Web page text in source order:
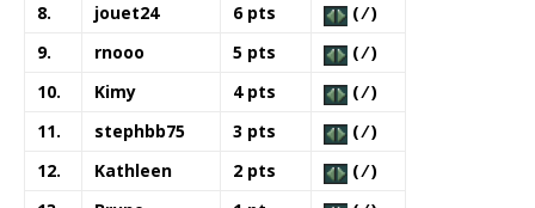
8.
jouet24 6 pts
( ⁄ )
9.
rnooo 5 pts
( ⁄ )
10.
Kimy 4 pts
( ⁄ )
11.
stephbb75 3 pts
( ⁄ )
12.
Kathleen 2 pts
( ⁄ )